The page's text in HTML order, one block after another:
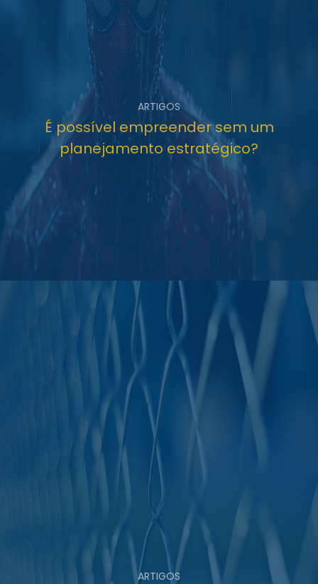
ARTIGOS
É possível empreender sem um
planejamento estratégico?
ARTIGOS